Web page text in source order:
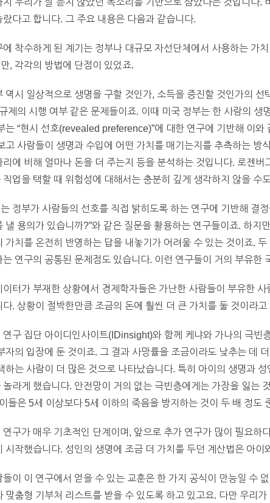
랐다고 합니다. 그 주요 내용은 다음과 같습니다.
에 착수하게 된 계기는 정부나 대규모 자선단체에서 사용하는 가
, 각각의 방법에 단점이 있었죠.
역시 일상적으로 생명을 구할 것인가, 소득을 증진할 것인가의
제의 시행 여부 같은 문제들이죠. 이때 미국 정부는 한 사람의
는 “현시 선호(revealed preference)”에 대한 연구에 기반해 이
고 사람들이 생명과 수입에 어떤 가치를 매기는지를 추측하는 방
리에 비해 얼마나 돈을 더 주는지 등을 분석하는 것입니다. 로젠
직업을 택할 때 위험성에 대해서는 충분히 깊게 생각하지 않을 수
정부가 사람들의 선호를 직접 밝히도록 하는 연구에 기반해 결
낼 용의가 있습니까?”와 같은 질문을 활용하는 연구들이죠. 하지
가치를 온전히 반영하는 답을 내놓기가 어려울 수 있는 것이죠.
는 연구의 공통된 문제점도 있습니다. 이런 연구들이 거의 부유한
이터가 부재한 상황에서 경제학자들은 가난한 사람들이 부유한
다. 상황이 절박한만큼 조금의 돈에 훨씬 더 큰 가치를 둘 것이라고
연구 집단 아이디인사이트(IDinsight)와 함께 케냐와 가나의 극
자의 입장에 둔 것이죠. 그 결과 사망률을 조금이라도 낮추는 데
하는 사람이 더 많은 것으로 나타났습니다. 특히 아이의 생명과
라게 했습니다. 안전망이 거의 없는 극빈층에게는 가장을 잃는
들은 5세 이상보다 5세 이하의 죽음을 방지하는 것이 두 배 정도
연구가 매우 기초적인 단계이며, 앞으로 추가 연구가 많이 필요하
시작했습니다. 성인의 생명에 조금 더 가치를 두던 계산법은 아
들이 이 연구에서 얻을 수 있는 교훈은 한 가지 공식이 만능일 수
맞춤형 기부처 리스트를 받을 수 있도록 하고 있고요. 다만 우리